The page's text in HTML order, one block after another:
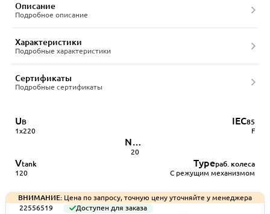
Описание
Подробное описание
Характеристики
Подробные характеристики
Сертификаты
Подробные сертификаты
UВ
1x220
IEC85
F
Vtank
120
Typeраб. колеса
С режущим механизмом
Nmax
20
ВНИМАНИЕ: Цена по запросу, точную цену уточняйте у менеджера
22556519
Доступен для заказа